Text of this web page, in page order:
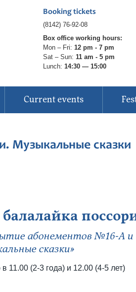
Booking tickets
(8142) 76-92-08
Box office working hours:
Mon – Fri: 12 pm - 7 pm
Sat – Sun: 11 am - 5 pm
Lunch: 14:30 — 15:00
Current events
Музыкальные сказки
абонементов №16-А и
сказки»
11.00 (2-3 года) и 12.00 (4-5 лет)